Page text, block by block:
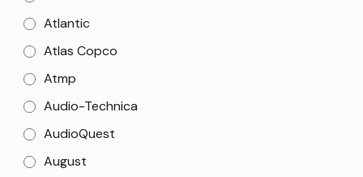
Atlantic
Atlas Copco
Atmp
Audio-Technica
AudioQuest
August